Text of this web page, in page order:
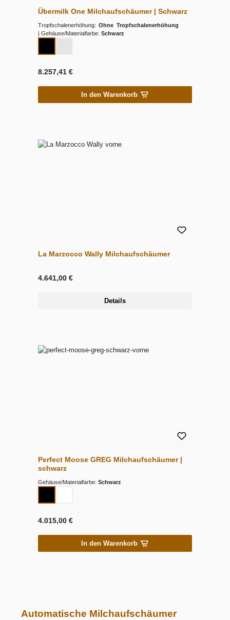
Übermilk One Milchaufschäumer | Schwarz
Tropfschalenerhöhung: Ohne Tropfschalenerhöhung
| Gehäuse/Materialfarbe: Schwarz
8.257,41 €
In den Warenkorb
La Marzocco Wally Milchaufschäumer
4.641,00 €
Details
Perfect Moose GREG Milchaufschäumer |
schwarz
Gehäuse/Materialfarbe: Schwarz
4.015,00 €
In den Warenkorb
Automatische Milchaufschäumer